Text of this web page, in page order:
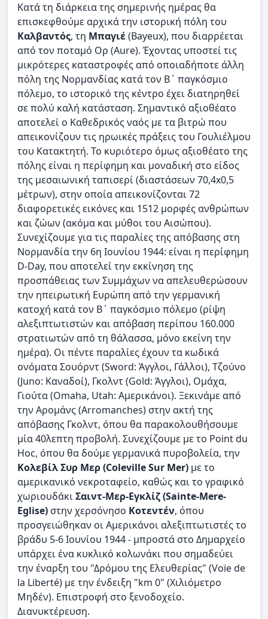
Κατά τη διάρκεια της σημερινής ημέρας θα
επισκεφθούμε αρχικά την ιστορική πόλη του
Καλβαντός, τη Μπαγιέ(Bayeux), που διαρρέεται
από τον ποταμό Ορ (Aure). Έχοντας υποστεί τις
μικρότερες καταστροφές από οποιαδήποτε άλλη
πόλη της Νορμανδίας κατά τον Β΄ παγκόσμιο
πόλεμο, το ιστορικό της κέντρο έχει διατηρηθεί
σε πολύ καλή κατάσταση. Σημαντικό αξιοθέατο
αποτελεί ο Καθεδρικός ναός με τα βιτρώ που
απεικονίζουν τις ηρωικές πράξεις του Γουλιέλμου
του Κατακτητή. Το κυριότερο όμως αξιοθέατο της
πόλης είναι η περίφημη και μοναδική στο είδος
της μεσαιωνική ταπισερί (διαστάσεων 70,4x0,5
μέτρων), στην οποία απεικονίζονται 72
διαφορετικές εικόνες και 1512 μορφές ανθρώπων
και ζώων (ακόμα και μύθοι του Αισώπου).
Συνεχίζουμε για τις παραλίες της απόβασης στη
Νορμανδία την 6η Ιουνίου 1944: είναι η περίφημη
D-Day, που αποτελεί την εκκίνηση της
προσπάθειας των Συμμάχων να απελευθερώσουν
την ηπειρωτική Ευρώπη από την γερμανική
κατοχή κατά τον Β΄ παγκόσμιο πόλεμο (ρίψη
αλεξιπτωτιστών και απόβαση περίπου 160.000
στρατιωτών από τη θάλασσα, μόνο εκείνη την
ημέρα). Οι πέντε παραλίες έχουν τα κωδικά
ονόματα Σουόρντ (Sword: Άγγλοι, Γάλλοι), Τζούνο
(Juno: Καναδοί), Γκολντ (Gοld: Άγγλοι), Ομάχα,
Γιούτα (Omaha, Utah: Αμερικάνοι). Ξεκινάμε από
την Αρομάνς (Arromanches) στην ακτή της
απόβασης Γκολντ, όπου θα παρακολουθήσουμε
μία 40λεπτη προβολή. Συνεχίζουμε με το Point du
Hoc, όπου θα δούμε γερμανικά πυροβολεία, την
Κολεβίλ Συρ Μερ (Coleville Sur Mer) με το
αμερικανικό νεκροταφείο, καθώς και το γραφικό
χωριουδάκιΣαιντ-Μερ-Εγκλίζ (Sainte-Mere-
Eglise) στην χερσόνησο Κοτεντέν, όπου
προσγειώθηκαν οι Αμερικάνοι αλεξιπτωτιστές το
βράδυ 5-6 Ιουνίου 1944 - μπροστά στο Δημαρχείο
υπάρχει ένα κυκλικό κολωνάκι που σημαδεύει
την έναρξη του "Δρόμου της Ελευθερίας" (Voie de
la Liberté) με την ένδειξη "km 0" (Χιλιόμετρο
Μηδέν). Επιστροφή στο ξενοδοχείο.
Διανυκτέρευση.